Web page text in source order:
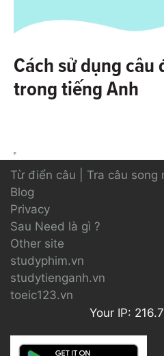
Cách sử dụng câu
trong tiếng Anh
Từ điển câu | Tra câu song
Blog
Privacy
Sau Need là gì ?
Other site
studyphim.vn
studytienganh.vn
toeic123.vn
Your IP: